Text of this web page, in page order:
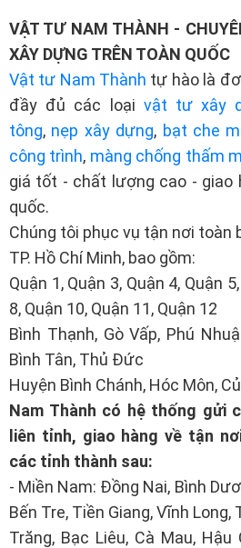
VẬT TƯ NAM THÀNH -
XÂY DỰNG TRÊN TOÀN QUỐC
Vật tư Nam Thành tự hào là
đầy đủ các loại vật tư xây
tông, nẹp xây dựng, bạt che
công trình, màng chống thấm
giá tốt - chất lượng cao - giao
quốc.
Chúng tôi phục vụ tận nơi toàn
TP. Hồ Chí Minh, bao gồm:
Quận 1, Quận 3, Quận 4, Quận
8, Quận 10, Quận 11, Quận 12
Bình Thạnh, Gò Vấp, Phú
Bình Tân, Thủ Đức
Huyện Bình Chánh, Hóc Môn,
Nam Thành có hệ thống gửi
liên tỉnh, giao hàng về tận
các tỉnh thành sau:
- Miền Nam: Đồng Nai, Bình
Bến Tre, Tiền Giang, Vĩnh Long,
Trăng, Bạc Liêu, Cà Mau, Hậu